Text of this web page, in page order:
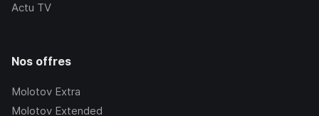
Actu TV
Nos offres
Molotov Extra
Molotov Extended